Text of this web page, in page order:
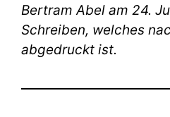
Bertram Abel am 24.
Schreiben, welches
abgedruckt ist.